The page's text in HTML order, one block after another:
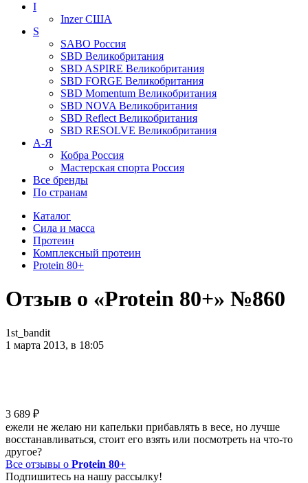
I
InzerСША
S
SABO Россия
SBD Великобритания
SBD ASPIRE Великобритания
SBD FORGE Великобритания
SBD Momentum Великобритания
SBD NOVA Великобритания
SBD Reflect Великобритания
SBD RESOLVE Великобритания
А-Я
Кобра Россия
Мастерская спорта Россия
Все бренды
По странам
Каталог
Сила и масса
Протеин
Комплексный протеин
Protein 80+
Отзыв о «Protein 80+» №860
1st_bandit
1 марта 2013, в 18:05
3 689 ₽
ежели не желаю ни капельки прибавлять в весе, но лучше
восстанавливаться, стоит его взять или посмотреть на что-то
другое?
Все отзывы о Protein 80+
Подпишитесь на нашу рассылку!